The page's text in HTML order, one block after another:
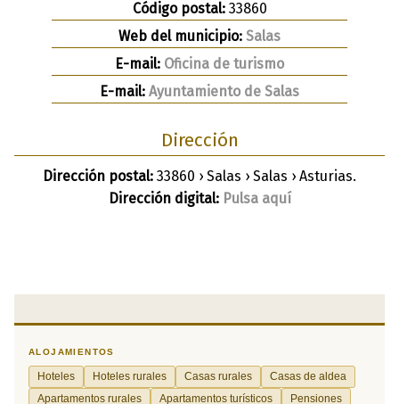
Código postal:33860
Web del municipio: Salas
E-mail: Oficina de turismo
E-mail: Ayuntamiento de Salas
Dirección
Dirección postal: 33860 › Salas › Salas › Asturias.
Dirección digital: Pulsa aquí